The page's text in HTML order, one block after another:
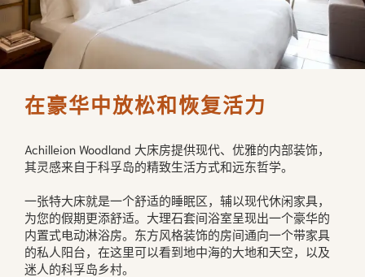
在豪华中放松和恢复活力
Achilleion Woodland 大床房提供现代、优雅的内部装饰，
其灵感来自于科孚岛的精致生活方式和远东哲学。
一张特大床就是一个舒适的睡眠区，辅以现代休闲家具，
为您的假期更添舒适。大理石套间浴室呈现出一个豪华的
内置式电动淋浴房。东方风格装饰的房间通向一个带家具
的私人阳台，在这里可以看到地中海的大地和天空，以及
迷人的科孚岛乡村。